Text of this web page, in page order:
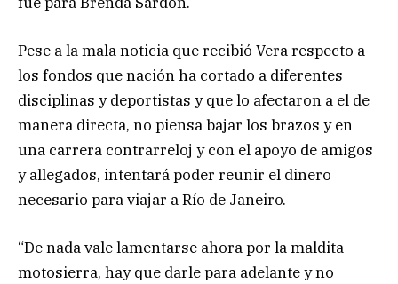
Pese a la mala noticia que recibió Vera respecto a
los fondos que nación ha cortado a diferentes
disciplinas y deportistas y que lo afectaron a el de
manera directa, no piensa bajar los brazos y en
una carrera contrarreloj y con el apoyo de amigos
y allegados, intentará poder reunir el dinero
necesario para viajar a Río de Janeiro.
“De nada vale lamentarse ahora por la maldita
motosierra, hay que darle para adelante y no